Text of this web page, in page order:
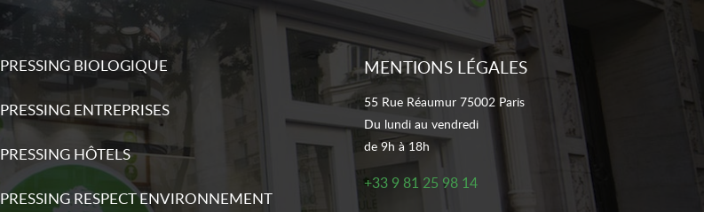
PRESSING BIOLOGIQUE
PRESSING ENTREPRISES
PRESSING HÔTELS
PRESSING RESPECT ENVIRONNEMENT
MENTIONS LÉGALES
55 Rue Réaumur 75002 Paris
Du lundi au vendredi
de 9h à 18h
+33 9 81 25 98 14